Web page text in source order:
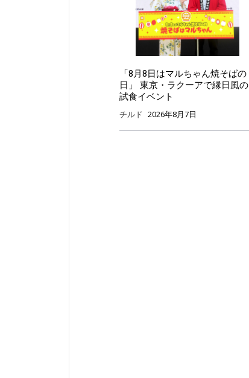
「8月8日はマルちゃん焼そばの
日」 東京・ラクーアで縁日風の
試食イベント
チルド 2026年8月7日